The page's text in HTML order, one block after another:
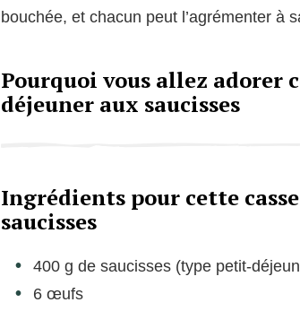
bouchée, et chacun peut l’agrémenter à
Pourquoi vous allez adorer
déjeuner aux saucisses
Ingrédients pour cette
saucisses
400 g de saucisses (type petit-
6 œufs